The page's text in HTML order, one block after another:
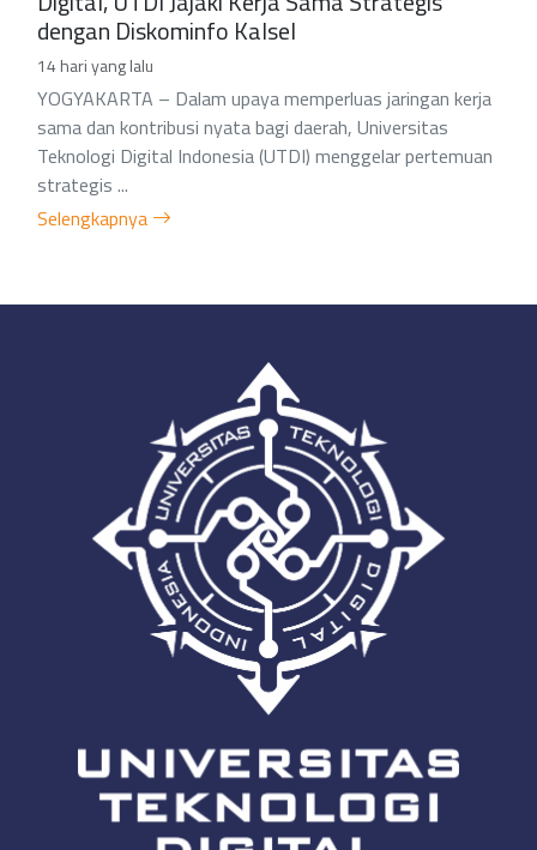
dengan Diskominfo Kalsel
14 hari yang lalu
YOGYAKARTA – Dalam upaya memperluas jaringan kerja
sama dan kontribusi nyata bagi daerah, Universitas
Teknologi Digital Indonesia (UTDI) menggelar pertemuan
strategis ...
Selengkapnya